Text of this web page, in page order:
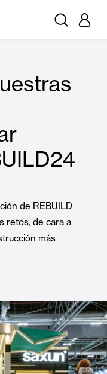
de REBUILD
retos, de cara a
más